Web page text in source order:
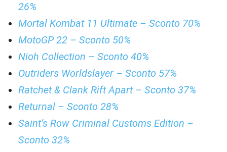
26%
Mortal Kombat 11 Ultimate – Sconto 70%
MotoGP 22 – Sconto 50%
Nioh Collection – Sconto 40%
Outriders Worldslayer – Sconto 57%
Ratchet & Clank Rift Apart – Sconto 37%
Returnal – Sconto 28%
Saint’s Row Criminal Customs Edition –
Sconto 32%